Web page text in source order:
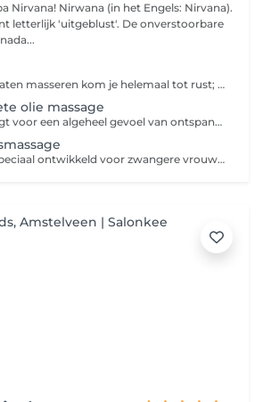
het Engels: Nirvana).
letterlijk 'uitgeblust'. De onverstoorbare
Door je voeten te laten masseren kom je helemaal tot rust; een voetmassage heeft niet alleen effect op de voeten, maar zorgt ook voor een ontspannen gevoel.
olie massage
Deze massage zorgt voor een algeheel gevoel van ontspanning. Terwijl je spieren relaxen ebt stress weg zodat lichaam en geest weer in balans komen.
Deze massage is speciaal ontwikkeld voor zwangere vrouwen en is gericht op het welzijn van moeder en kind en het verlichten van zwangerschapspijntjes en -klachten.